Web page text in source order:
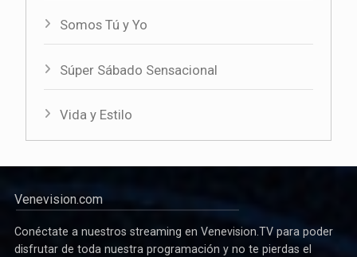
Somos Tú y Yo
Súper Sábado Sensacional
Vida y Estilo
Venevision.com
Conéctate a nuestros streaming en Venevision.TV para poder
disfrutar de toda nuestra programación y no te pierdas el